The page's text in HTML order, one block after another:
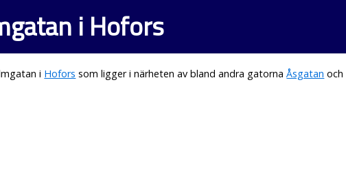
i Hofors
i Hofors som ligger i närheten av bland andra gatornaÅsgatan och